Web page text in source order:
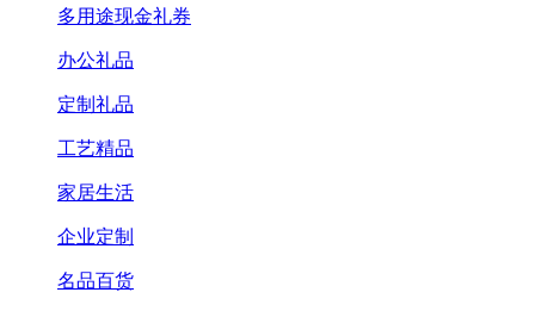
多用途现金礼券
办公礼品
定制礼品
工艺精品
家居生活
企业定制
名品百货